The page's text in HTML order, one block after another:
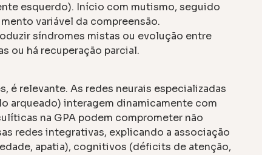
esquerdo). Início com mutismo, seguido
variável da compreensão.
síndromes mistas ou evolução entre
ou há recuperação parcial.
relevante. As redes neurais especializadas
arqueado) interagem dinamicamente com
na GPA podem comprometer não
redes integrativas, explicando a associação
apatia), cognitivos (déficits de atenção,